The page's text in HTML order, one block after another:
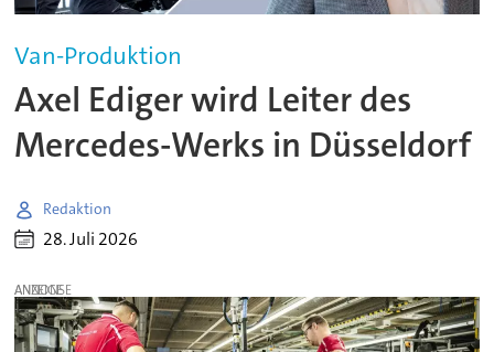
Van-Produktion
Axel Ediger wird Leiter des
Mercedes-Werks in Düsseldorf
Redaktion
28. Juli 2026
ANZEIGE